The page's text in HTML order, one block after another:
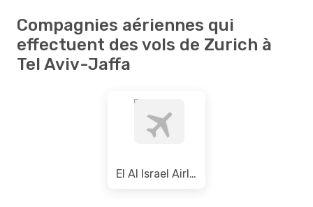
Compagnies aériennes qui
effectuent des vols de Zurich à
Tel Aviv-Jaffa
El Al Israel Airlines